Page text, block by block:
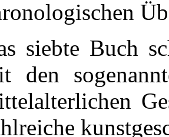
siebte Buch
den